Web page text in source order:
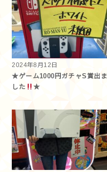
2024年8月12日
★ゲーム1000円ガチャS賞出ま
した
★